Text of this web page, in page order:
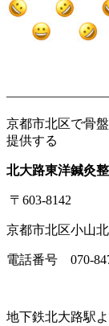
京都市北区で骨
提供する
北大路東洋鍼灸
〒603-8142
京都市北区小山
電話番号 070-
地下鉄北大路駅